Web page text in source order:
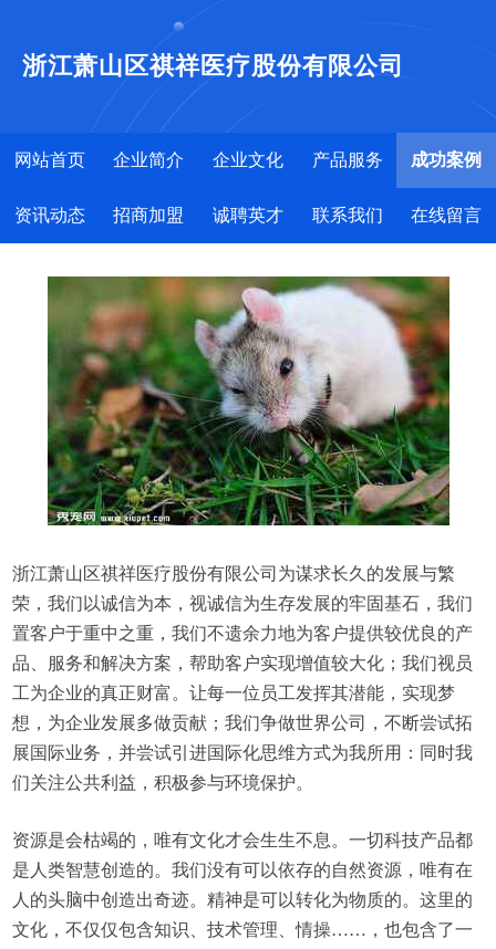
浙江萧山区祺祥医疗股份有限公司
网站首页 企业简介 企业文化 产品服务 成功案例
资讯动态 招商加盟 诚聘英才 联系我们 在线留言
浙江萧山区祺祥医疗股份有限公司为谋求长久的发展与繁
荣，我们以诚信为本，视诚信为生存发展的牢固基石，我们
置客户于重中之重，我们不遗余力地为客户提供较优良的产
品、服务和解决方案，帮助客户实现增值较大化；我们视员
工为企业的真正财富。让每一位员工发挥其潜能，实现梦
想，为企业发展多做贡献；我们争做世界公司，不断尝试拓
展国际业务，并尝试引进国际化思维方式为我所用：同时我
们关注公共利益，积极参与环境保护。
资源是会枯竭的，唯有文化才会生生不息。一切科技产品都
是人类智慧创造的。我们没有可以依存的自然资源，唯有在
人的头脑中创造出奇迹。精神是可以转化为物质的。这里的
文化，不仅仅包含知识、技术管理、情操……，也包含了一